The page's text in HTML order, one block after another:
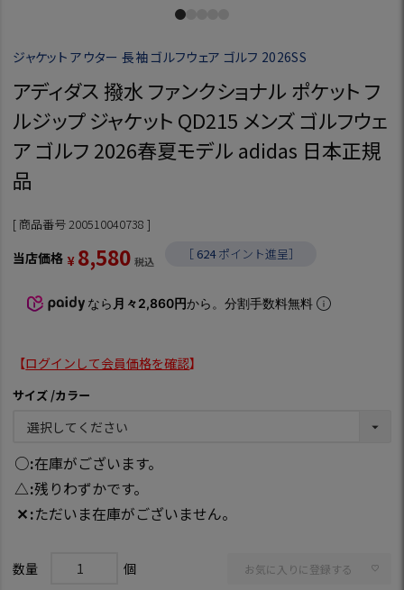
ジャケット アウター 長袖 ゴルフウェア ゴルフ 2026SS
アディダス 撥水 ファンクショナル ポケット フ
ルジップ ジャケット QD215 メンズ ゴルフウェ
ア ゴルフ 2026春夏モデル adidas 日本正規
品
商品番号 200510040738
当店価格 ¥ 8,580 税込 ［ 624 ポイント進呈］
なら 月々2,860円から。分割手数料無料
【ログインして会員価格を確認】
サイズ カラー
○ 在庫がございます。
△ 残りわずかです。
✕ ただいま在庫がございません。
お気に入りに登録する